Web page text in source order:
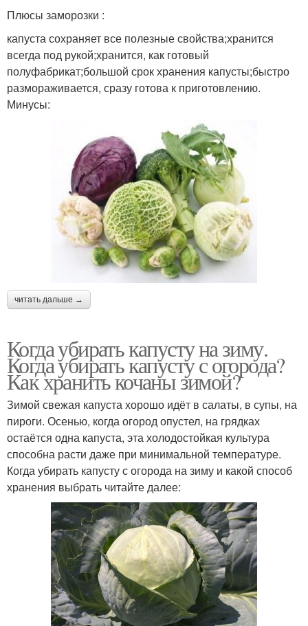
Плюсы заморозки :
капуста сохраняет все полезные свойства;хранится
всегда под рукой;хранится, как готовый
полуфабрикат;большой срок хранения капусты;быстро
размораживается, сразу готова к приготовлению.
Минусы:
читать дальше →
Когда убирать капусту на зиму.
Когда убирать капусту с огорода?
Как хранить кочаны зимой?
Зимой свежая капуста хорошо идёт в салаты, в супы, на
пироги. Осенью, когда огород опустел, на грядках
остаётся одна капуста, эта холодостойкая культура
способна расти даже при минимальной температуре.
Когда убирать капусту с огорода на зиму и какой способ
хранения выбрать читайте далее: